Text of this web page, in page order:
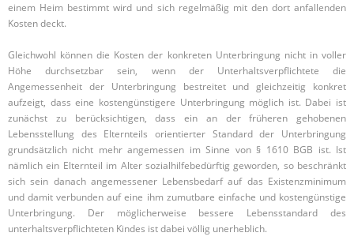
einem Heim bestimmt wird und sich regelmäßig mit den dort anfallenden
Kosten deckt.
Gleichwohl können die Kosten der konkreten Unterbringung nicht in voller
Höhe durchsetzbar sein, wenn der Unterhaltsverpflichtete die
Angemessenheit der Unterbringung bestreitet und gleichzeitig konkret
aufzeigt, dass eine kostengünstigere Unterbringung möglich ist. Dabei ist
zunächst zu berücksichtigen, dass ein an der früheren gehobenen
Lebensstellung des Elternteils orientierter Standard der Unterbringung
grundsätzlich nicht mehr angemessen im Sinne von § 1610 BGB ist. Ist
nämlich ein Elternteil im Alter sozialhilfebedürftig geworden, so beschränkt
sich sein danach angemessener Lebensbedarf auf das Existenzminimum
und damit verbunden auf eine ihm zumutbare einfache und kostengünstige
Unterbringung. Der möglicherweise bessere Lebensstandard des
unterhaltsverpflichteten Kindes ist dabei völlig unerheblich.